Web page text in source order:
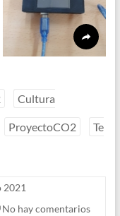
Cultura
ProyectoCO2
Te
2021
No hay comentarios